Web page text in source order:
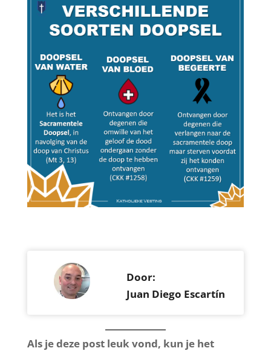
Door:
Juan Diego Escartín
Als je deze post leuk vond, kun je het